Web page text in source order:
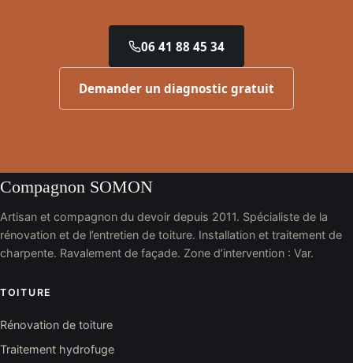
06 41 88 45 34
Demander un diagnostic gratuit
Compagnon SOMON
Artisan et compagnon du devoir depuis 2011. Spécialiste de la
rénovation et de l’entretien de toiture. Installation et traitement de
charpente. Ravalement de façade. Zone d’intervention : Var.
TOITURE
Rénovation de toiture
Traitement hydrofuge